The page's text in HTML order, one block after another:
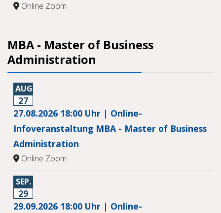
Online Zoom
MBA - Master of Business
Administration
AUG.
27
27.08.2026 18:00 Uhr | Online-
Infoveranstaltung MBA - Master of Business
Administration
Online Zoom
SEP.
29
29.09.2026 18:00 Uhr | Online-